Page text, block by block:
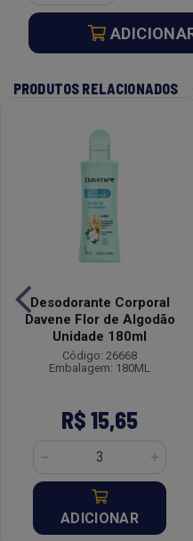
PRODUTOS RELACIONADOS
Desodorante Corporal
Davene Flor de Algodão
Unidade 180ml
Código: 26668
Embalagem: 180ML
R$ 15,65
ADICIONAR